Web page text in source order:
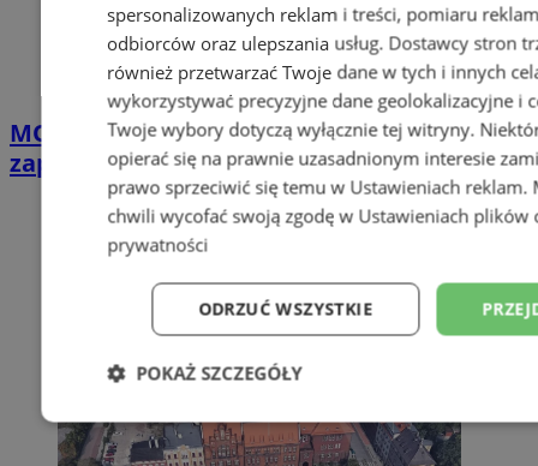
MOSiR Zabrze z nowym prezesem. Miasto
zapowiada przegląd procedur
spersonalizowanych reklam i treści, pomiaru
odbiorców oraz ulepszania usług. Dostawcy stron
również przetwarzać Twoje dane w tych i innych
wykorzystywać precyzyjne dane geolokalizacyjne i
Twoje wybory dotyczą wyłącznie tej witryny.
opierać się na prawnie uzasadnionym interesie
prawo sprzeciwić się temu w Ustawieniach reklam.
chwili wycofać swoją zgodę w Ustawieniach plików
prywatności
ODRZUĆ WSZYSTKIE
POKAŻ SZCZEGÓŁY
Niezbędne Wydajność